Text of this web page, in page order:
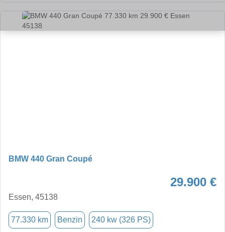
BMW 440 Gran Coupé
29.900 €
Essen, 45138
77.330 km Benzin 240 kw (326 PS)